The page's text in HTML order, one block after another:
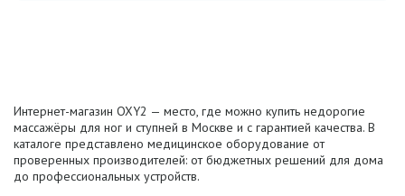
Интернет-магазин OXY2 — место, где можно купить недорогие
массажёры для ног и ступней в Москве и с гарантией качества. В
каталоге представлено медицинское оборудование от
проверенных производителей: от бюджетных решений для дома
до профессиональных устройств.